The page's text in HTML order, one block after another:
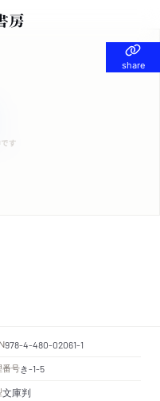
share
share
978-4-480-02061-1
番号き-1-5
文庫判